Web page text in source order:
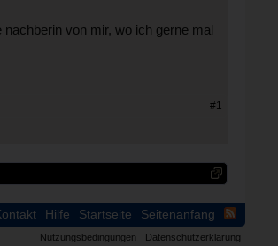
von mir, wo ich gerne mal
#1
Hilfe Startseite Seitenanfang
Nutzungsbedingungen Datenschutzerklärung